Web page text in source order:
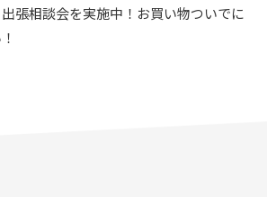
張相談会を実施中！お買い物ついでに